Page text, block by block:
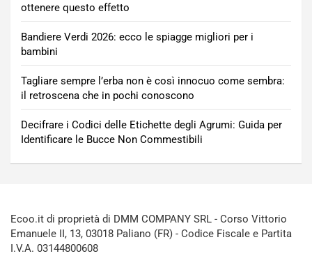
ottenere questo effetto
Bandiere Verdi 2026: ecco le spiagge migliori per i
bambini
Tagliare sempre l’erba non è così innocuo come sembra:
il retroscena che in pochi conoscono
Decifrare i Codici delle Etichette degli Agrumi: Guida per
Identificare le Bucce Non Commestibili
Ecoo.it di proprietà di DMM COMPANY SRL - Corso Vittorio
Emanuele II, 13, 03018 Paliano (FR) - Codice Fiscale e Partita
I.V.A. 03144800608